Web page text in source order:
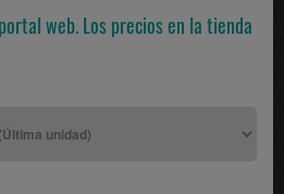
web. Los precios en la tienda